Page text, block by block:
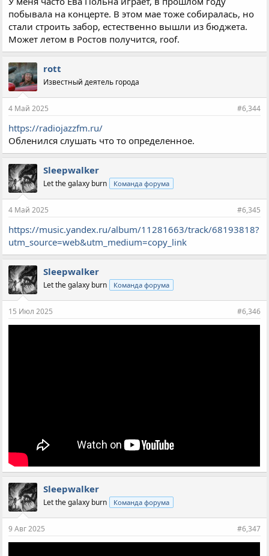
побывала на концерте. В этом мае тоже собиралась, но
стали строить забор, естественно вышли из бюджета.
Может летом в Ростов получится, roof.
rott
Известный деятель города
4 Май 2025 #6,344
https://radiojazzfm.ru/
Обленился слушать что то определенное.
Sleepwalker
Let the galaxy burn Команда форума
4 Май 2025 #6,345
https://music.yandex.ru/album/11281663/track/68193818?
utm_source=web&utm_medium=copy_link
Sleepwalker
Let the galaxy burn Команда форума
15 Июл 2025 #6,346
Sleepwalker
Let the galaxy burn Команда форума
9 Авг 2025 #6,347